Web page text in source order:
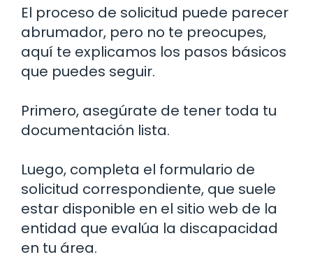
El proceso de solicitud puede parecer
abrumador, pero no te preocupes,
aquí te explicamos los pasos básicos
que puedes seguir.
Primero, asegúrate de tener toda tu
documentación lista.
Luego, completa el formulario de
solicitud correspondiente, que suele
estar disponible en el sitio web de la
entidad que evalúa la discapacidad
en tu área.